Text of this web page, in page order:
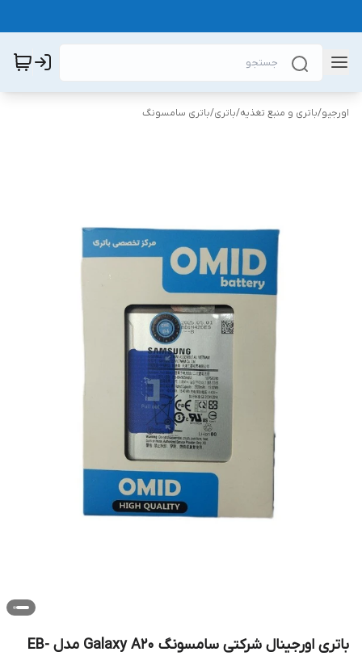
اورجیو/باتری و منبع تغذیه/باتری/باتری سامسونگ
باتری اورجینال شرکتی سامسونگ Galaxy A20 مدل EB-